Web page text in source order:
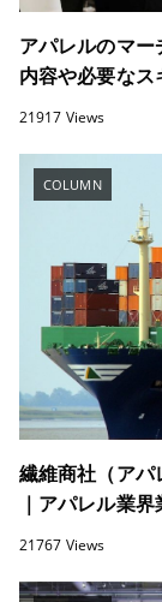
アパレルのマ
内容や必要な
21917 Views
COLUMN
繊維商社（アパ
｜アパレル業
21767 Views